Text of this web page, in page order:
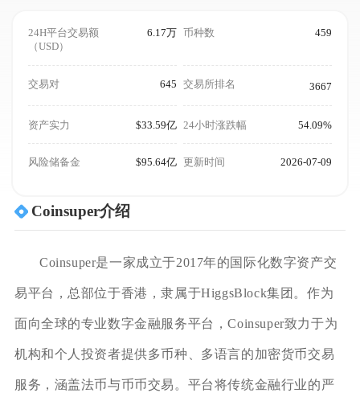
24H平台交易额
（USD）
6.17万 币种数 459
交易对 645 交易所排名 3667
资产实力 $33.59亿 24小时涨跌幅 54.09%
风险储备金 $95.64亿 更新时间 2026-07-09
Coinsuper介绍
Coinsuper是一家成立于2017年的国际化数字资产交
易平台，总部位于香港，隶属于HiggsBlock集团。作为
面向全球的专业数字金融服务平台，Coinsuper致力于为
机构和个人投资者提供多币种、多语言的加密货币交易
服务，涵盖法币与币币交易。平台将传统金融行业的严